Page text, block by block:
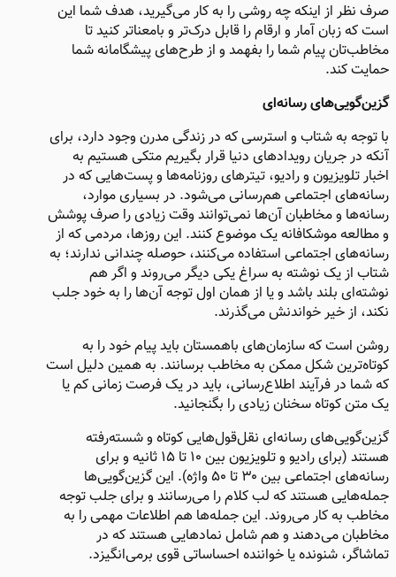
صرف‌ نظر از اینکه چه روشی را به کار می‌گیرید، هدف‌ شما این
است که زبان آمار و ارقام را قابل‌ درک‌تر و بامعناتر کنید تا
مخاطب‌تان پیام شما را بفهمد و از طرح‌های پیشگامانه شما
حمایت کند.
گزین‌گویی‌های رسانه‌ای
با توجه به شتاب و استرسی که در زندگی مدرن وجود دارد، برای
آنکه در جریان رویدادهای دنیا قرار بگیریم متکی هستیم به
اخبار تلویزیون و رادیو، تیترهای روزنامه‌ها و پست‌هایی که در
رسانه‌های اجتماعی هم‌رسانی می‌شود. در بسیاری موارد،
رسانه‌ها و مخاطبان آن‌ها نمی‌توانند وقت زیادی را صرف پوشش
و مطالعه موشکافانه یک موضوع کنند. این روزها، مردمی که از
رسانه‌های اجتماعی استفاده می‌کنند، حوصله چندانی ندارند؛ به
شتاب از یک نوشته به سراغ یکی دیگر می‌روند و اگر هم
نوشته‌ای بلند باشد و یا از همان اول توجه آن‌ها را به خود جلب
نکند، از خیر خواندنش می‌گذرند.
روشن است که سازمان‌های باهمستان باید پیام خود را به
کوتاه‌ترین شکل ممکن به مخاطب برسانند. به همین دلیل است
که شما در فرآیند اطلاع‌رسانی، باید در یک فرصت زمانی کم یا
یک متن کوتاه سخنان زیادی را بگنجانید.
گزین‌گویی‌های رسانه‌ای نقل‌قول‌هایی کوتاه و شسته‌رفته
هستند (برای رادیو و تلویزیون بین ۱۰ تا ۱۵ ثانیه و برای
رسانه‌های اجتماعی بین ۳۰ تا ۵۰ واژه). این گزین‌گویی‌ها
جمله‌هایی هستند که لب‌ کلام را می‌رسانند و برای جلب توجه
مخاطب به کار می‌روند. این جمله‌ها هم اطلاعات مهمی را به
مخاطبان می‌دهند و هم شامل نمادهایی هستند که در
تماشاگر، شنونده یا خواننده احساساتی قوی برمی‌انگیزد.